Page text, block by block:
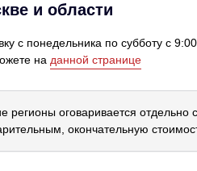
и области
с понедельника по субботу с
на данной странице
регионы оговаривается
окончательную